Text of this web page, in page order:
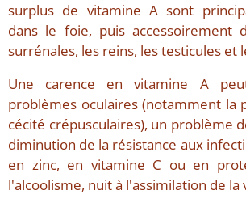
surplus de vitamine A sont
dans le foie, puis accessoirement
surrénales, les reins, les testicules et
Une carence en vitamine A
problèmes oculaires (notamment la
cécité crépusculaires), un problème
diminution de la résistance aux
en zinc, en vitamine C ou en
l'alcoolisme, nuit à l'assimilation de la